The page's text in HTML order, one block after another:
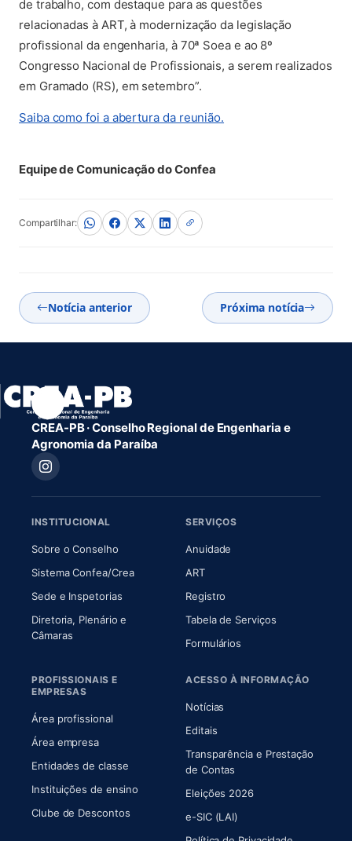
de trabalho, com destaque para as questões
relacionadas à ART, à modernização da legislação
profissional da engenharia, à 70ª Soea e ao 8º
Congresso Nacional de Profissionais, a serem realizados
em Gramado (RS), em setembro”.
Saiba como foi a abertura da reunião.
Equipe de Comunicação do Confea
Compartilhar:
Notícia anterior Próxima notícia
CREA-PB · Conselho Regional de Engenharia e
Agronomia da Paraíba
INSTITUCIONAL
Sobre o Conselho(abre em nova aba)
Sistema Confea/Crea(abre em nova aba)
Sede e Inspetorias
Diretoria, Plenário e
Câmaras(abre em nova aba)
SERVIÇOS
Anuidade
ART(abre em nova aba)
Registro
Tabela de Serviços
Formulários
PROFISSIONAIS E
EMPRESAS
Área profissional
Área empresa
Entidades de classe
Instituições de ensino
Clube de Descontos
ACESSO À INFORMAÇÃO
Notícias
Editais
Transparência e Prestação
de Contas
Eleições 2026
e-SIC (LAI)